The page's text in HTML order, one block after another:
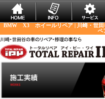
BMW X3 ホイールリペア | 川崎・世田
ペ